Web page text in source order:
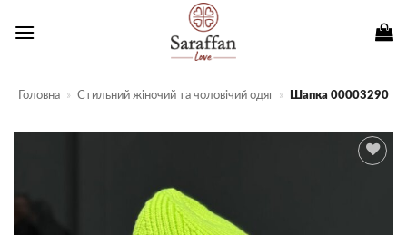
Головна » Стильний жіночий та чоловічий одяг » Шапка 00003290